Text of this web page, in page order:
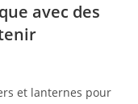
avec des
et lanternes pour